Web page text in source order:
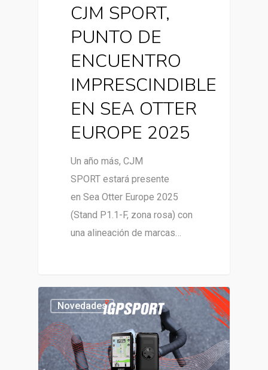
CJM SPORT,
PUNTO DE
ENCUENTRO
IMPRESCINDIBLE
EN SEA OTTER
EUROPE 2025
Un año más, CJM
SPORT estará presente
en Sea Otter Europe 2025
(Stand P1.1-F, zona rosa) con
una alineación de marcas…
Novedades